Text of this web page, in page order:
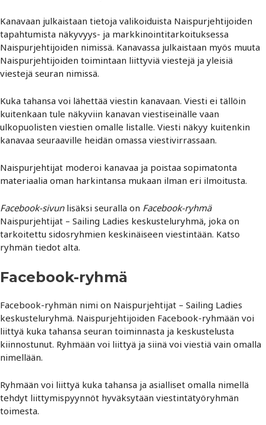
Kanavaan julkaistaan tietoja valikoiduista Naispurjehtijoiden
tapahtumista näkyvyys- ja markkinointitarkoituksessa
Naispurjehtijoiden nimissä. Kanavassa julkaistaan myös muuta
Naispurjehtijoiden toimintaan liittyviä viestejä ja yleisiä
viestejä seuran nimissä.
Kuka tahansa voi lähettää viestin kanavaan. Viesti ei tällöin
kuitenkaan tule näkyviin kanavan viestiseinälle vaan
ulkopuolisten viestien omalle listalle. Viesti näkyy kuitenkin
kanavaa seuraaville heidän omassa viestivirrassaan.
Naispurjehtijat moderoi kanavaa ja poistaa sopimatonta
materiaalia oman harkintansa mukaan ilman eri ilmoitusta.
Facebook-sivun lisäksi seuralla on Facebook-ryhmä
Naispurjehtijat – Sailing Ladies keskusteluryhmä, joka on
tarkoitettu sidosryhmien keskinäiseen viestintään. Katso
ryhmän tiedot alta.
Facebook-ryhmä
Facebook-ryhmän nimi on Naispurjehtijat – Sailing Ladies
keskusteluryhmä. Naispurjehtijoiden Facebook-ryhmään voi
liittyä kuka tahansa seuran toiminnasta ja keskustelusta
kiinnostunut. Ryhmään voi liittyä ja siinä voi viestiä vain omalla
nimellään.
Ryhmään voi liittyä kuka tahansa ja asialliset omalla nimellä
tehdyt liittymispyynnöt hyväksytään viestintätyöryhmän
toimesta.